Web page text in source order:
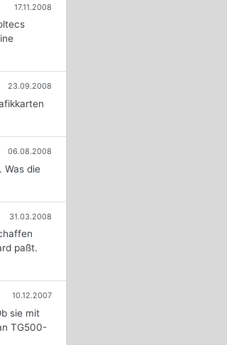
17.11.2008
23.09.2008
06.08.2008
Was die
31.03.2008
paßt.
10.12.2007
sie mit
TG500-